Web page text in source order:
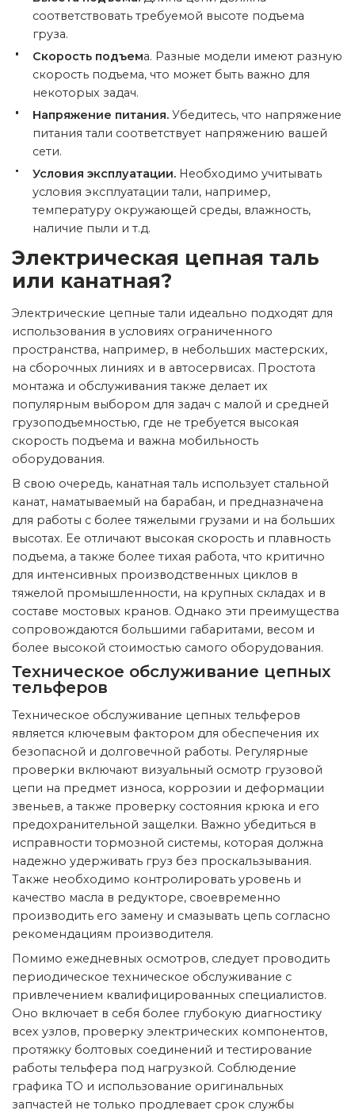
соответствовать требуемой высоте подъема
груза.
Скорость подъема. Разные модели имеют разную
скорость подъема, что может быть важно для
некоторых задач.
Напряжение питания.Убедитесь, что напряжение
питания тали соответствует напряжению вашей
сети.
Условия эксплуатации. Необходимо учитывать
условия эксплуатации тали, например,
температуру окружающей среды, влажность,
наличие пыли и т.д.
Электрическая цепная таль
или канатная?
Электрические цепные тали идеально подходят для
использования в условиях ограниченного
пространства, например, в небольших мастерских,
на сборочных линиях и в автосервисах. Простота
монтажа и обслуживания также делает их
популярным выбором для задач с малой и средней
грузоподъемностью, где не требуется высокая
скорость подъема и важна мобильность
оборудования.
В свою очередь, канатная таль использует стальной
канат, наматываемый на барабан, и предназначена
для работы с более тяжелыми грузами и на больших
высотах. Ее отличают высокая скорость и плавность
подъема, а также более тихая работа, что критично
для интенсивных производственных циклов в
тяжелой промышленности, на крупных складах и в
составе мостовых кранов. Однако эти преимущества
сопровождаются большими габаритами, весом и
более высокой стоимостью самого оборудования.
Техническое обслуживание цепных
тельферов
Техническое обслуживание цепных тельферов
является ключевым фактором для обеспечения их
безопасной и долговечной работы. Регулярные
проверки включают визуальный осмотр грузовой
цепи на предмет износа, коррозии и деформации
звеньев, а также проверку состояния крюка и его
предохранительной защелки. Важно убедиться в
исправности тормозной системы, которая должна
надежно удерживать груз без проскальзывания.
Также необходимо контролировать уровень и
качество масла в редукторе, своевременно
производить его замену и смазывать цепь согласно
рекомендациям производителя.
Помимо ежедневных осмотров, следует проводить
периодическое техническое обслуживание с
привлечением квалифицированных специалистов.
Оно включает в себя более глубокую диагностику
всех узлов, проверку электрических компонентов,
протяжку болтовых соединений и тестирование
работы тельфера под нагрузкой. Соблюдение
графика ТО и использование оригинальных
запчастей не только продлевает срок службы